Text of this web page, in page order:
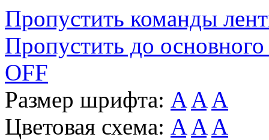
Пропустить команды
Пропустить до основного
OFF
Размер шрифта: A A A
Цветовая схема: A A A